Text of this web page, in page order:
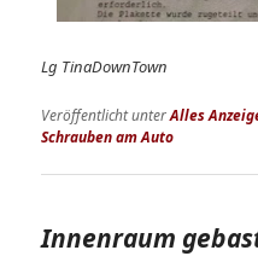
Lg TinaDownTown
Veröffentlicht unterAlles
Schrauben am Auto
Innenraum